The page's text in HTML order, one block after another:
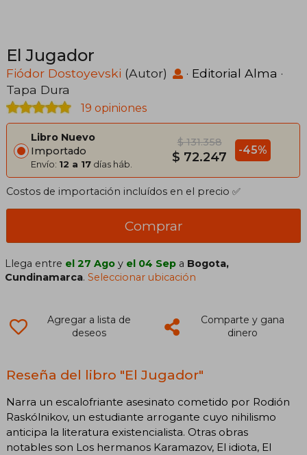
El Jugador
Fiódor Dostoyevski (Autor) · Editorial Alma ·
Tapa Dura
19 opiniones
Libro Nuevo
Importado
Envío: 12 a 17 días háb.
$ 131.358
$ 72.247 -45%
Costos de importación incluídos en el precio ✅
Comprar
Llega entre el 27 Ago y el 04 Sep a Bogota,
Cundinamarca.Seleccionar ubicación
Agregar a lista de
deseos
Comparte y gana
dinero
Reseña del libro "El Jugador"
Narra un escalofriante asesinato cometido por Rodión
Raskólnikov, un estudiante arrogante cuyo nihilismo
anticipa la literatura existencialista. Otras obras
notables son Los hermanos Karamazov, El idiota, El